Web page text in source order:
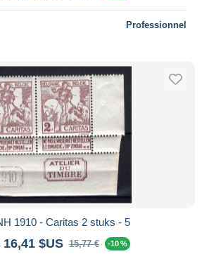
Professionnel
1910 - Caritas 2 stuks - 5
16,41 $US 15,77 € -10 %